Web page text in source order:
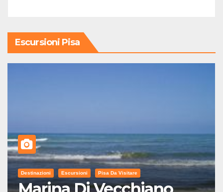
Escursioni Pisa
Destinazioni Escursioni Pisa Da Visitare